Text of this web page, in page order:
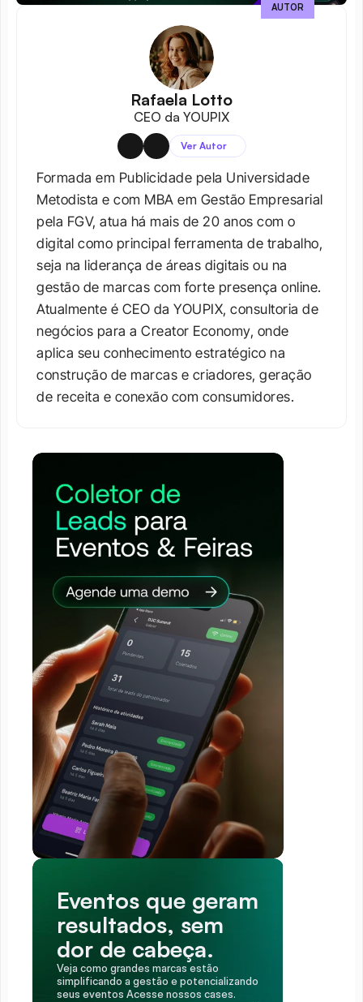
Rafaela Lotto
CEO da YOUPIX
Ver Autor
Formada em Publicidade pela Universidade
Metodista e com MBA em Gestão Empresarial
pela FGV, atua há mais de 20 anos com o
digital como principal ferramenta de trabalho,
seja na liderança de áreas digitais ou na
gestão de marcas com forte presença online.
Atualmente é CEO da YOUPIX, consultoria de
negócios para a Creator Economy, onde
aplica seu conhecimento estratégico na
construção de marcas e criadores, geração
de receita e conexão com consumidores.
AUTOR
Eventos que geram
resultados, sem
dor de cabeça.
Veja como grandes marcas estão
simplificando a gestão e potencializando
seus eventos Acesse nossos cases.